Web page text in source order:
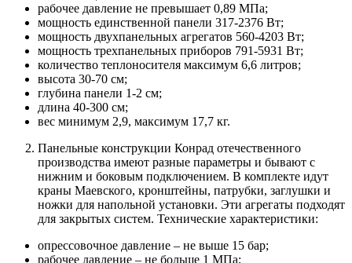
рабочее давление не превышает 0,89 МПа;
мощность единственной панели 317-2376 Вт;
мощность двухпанельных агрегатов 560-4203 Вт;
мощность трехпанельных приборов 791-5931 Вт;
количество теплоносителя максимум 6,6 литров;
высота 30-70 см;
глубина панели 1-2 см;
длина 40-300 см;
вес минимум 2,9, максимум 17,7 кг.
Панельные конструкции Конрад отечественного
производства имеют разные параметры и бывают с
нижним и боковым подключением. В комплекте идут
краны Маевского, кронштейны, патрубки, заглушки и
ножки для напольной установки. Эти агрегаты подходят
для закрытых систем. Технические характеристики:
опрессовочное давление – не выше 15 бар;
рабочее давление – не больше 1 МПа;